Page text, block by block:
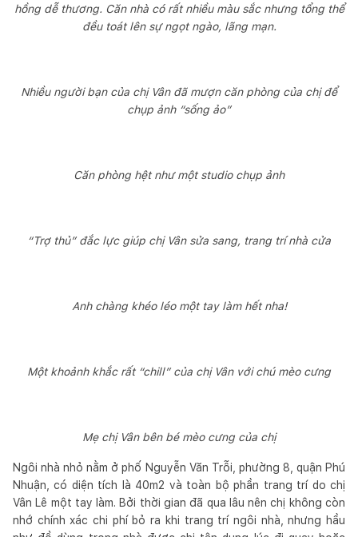
hồng dễ thương. Căn nhà có rất nhiều màu sắc nhưng tổng thể
đều toát lên sự ngọt ngào, lãng mạn.
Nhiều người bạn của chị Vân đã mượn căn phòng của chị để
chụp ảnh “sống ảo”
Căn phòng hệt như một studio chụp ảnh
“Trợ thủ” đắc lực giúp chị Vân sửa sang, trang trí nhà cửa
Anh chàng khéo léo một tay làm hết nha!
Một khoảnh khắc rất “chill” của chị Vân với chú mèo cưng
Mẹ chị Vân bên bé mèo cưng của chị
Ngôi nhà nhỏ nằm ở phố Nguyễn Văn Trỗi, phường 8, quận Phú
Nhuận, có diện tích là 40m2 và toàn bộ phần trang trí do chị
Vân Lê một tay làm. Bởi thời gian đã qua lâu nên chị không còn
nhớ chính xác chi phí bỏ ra khi trang trí ngôi nhà, nhưng hầu